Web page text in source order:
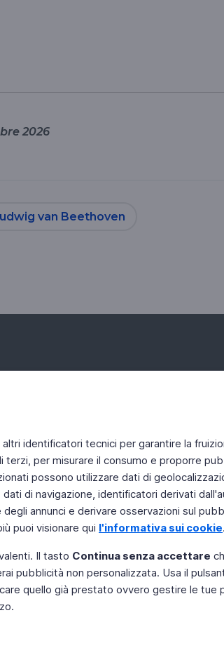
identificatori tecnici per garantire la
per misurare il consumo e proporre
possono utilizzare dati di
di navigazione, identificatori derivati
annunci e derivare osservazioni sul
puoi visionare qui l'informativa sui cookie.
Il tasto Continua senza accettare
pubblicità non personalizzata. Usa il
quello già prestato ovvero gestire le tue
2026
van Beethoven